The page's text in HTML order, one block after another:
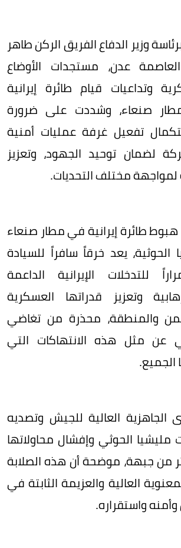
وزير الدفاع الفريق الركن طاهر
عدن، مستجدات الأوضاع
وتداعيات قيام طائرة إيرانية
صنعاء، وشددت على ضرورة
تفعيل غرفة عمليات أمنية
لضمان توحيد الجهود، وتعزيز
لمواجهة مختلف التحديات.
هبوط طائرة إيرانية في مطار صنعاء
الحوثية، يعد خرقاً سافراً للسيادة
للتدخلات الإيرانية الداعمة
وتعزيز قدراتها العسكرية
والمنطقة، محذرة من تغاضي
عن مثل هذه الانتهاكات التي
العالية للجيش وتصديه
مليشيا الحوثي وإفشال محاولاتها
من جبهة، موضحة أن هذه الصلابة
العالية والعزيمة الثابتة في
واستقراره.